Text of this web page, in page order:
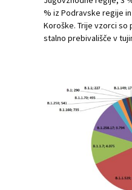
% iz Podravske regije
Koroške. Trije vzorci so
stalno prebivališče v